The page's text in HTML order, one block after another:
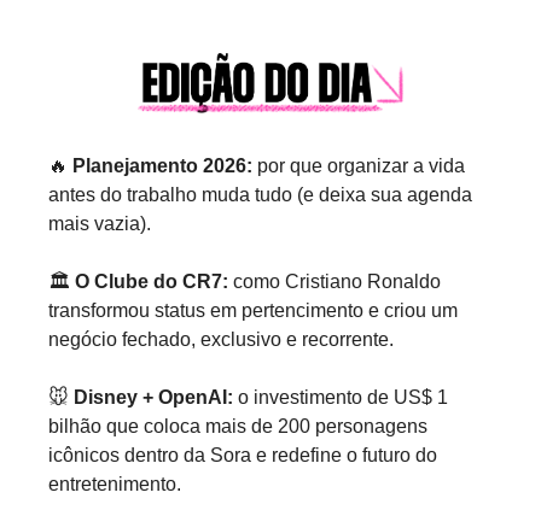
🔥 Planejamento 2026: por que organizar a vida
antes do trabalho muda tudo (e deixa sua agenda
mais vazia).
🏛️ O Clube do CR7: como Cristiano Ronaldo
transformou status em pertencimento e criou um
negócio fechado, exclusivo e recorrente.
🐭 Disney + OpenAI: o investimento de US$ 1
bilhão que coloca mais de 200 personagens
icônicos dentro da Sora e redefine o futuro do
entretenimento.